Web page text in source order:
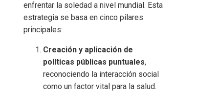
enfrentar la soledad a nivel mundial. Esta
estrategia se basa en cinco pilares
principales:
Creación y aplicación de
políticas públicas puntuales,
reconociendo la interacción social
como un factor vital para la salud.